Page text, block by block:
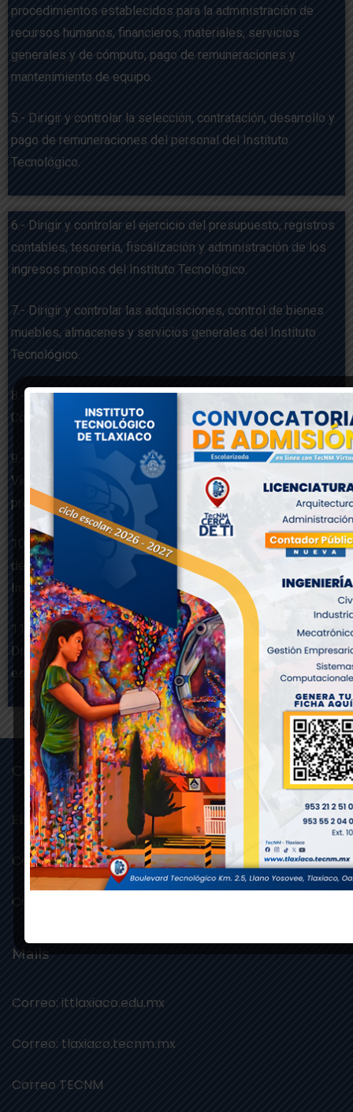
procedimientos establecidos para la administración de
recursos humanos, financieros, materiales, servicios
generales y de cómputo, pago de remuneraciones y
mantenimiento de equipo.
5.- Dirigir y controlar la selección, contratación, desarrollo y
pago de remuneraciones del personal del Instituto
Tecnológico.
6.- Dirigir y controlar el ejercicio del presupuesto, registros
contables, tesorería, fiscalización y administración de los
ingresos propios del Instituto Tecnológico.
7.- Dirigir y controlar las adquisiciones, control de bienes
muebles, almacenes y servicios generales del Instituto
Tecnológico.
8.- Coordinar y supervisar el funcionamiento del Centro de
Cómputo del Instituto Tecnológico.
9.- Participar con la Subdirección de Planeación y
Vinculación en las evaluaciones del ejercicio del
presupuesto asignado al Instituto Tecnológico.
10.- Coordinar las actividades de la Subdirección con las
demás áreas, para el cumplimiento de los objetivos del
Instituto Tecnológico.
11.- Informar del funcionamiento de la Subdirección a la
Dirección del Instituto Tecnológico en los términos y plazos
establecidos.
Conricyt
Ebscohost
Cengage
Conricyt
Mails
Correo: ittlaxiaco.edu.mx
Correo: tlaxiaco.tecnm.mx
Correo TECNM